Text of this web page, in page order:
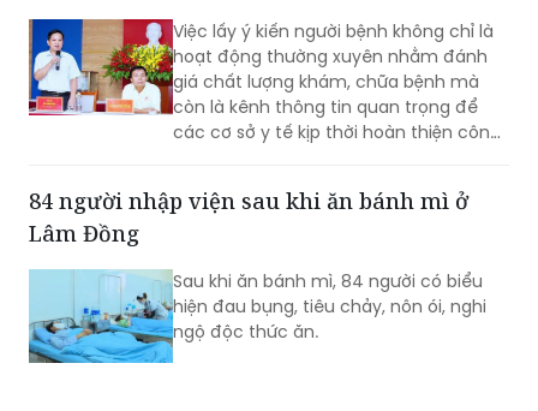
giá chất lượng khám, chữa bệnh mà
còn là kênh thông tin quan trọng để
các cơ sở y tế kịp thời hoàn thiện công
tác quản lý, nâng cao chất lượng phục
vụ. Với tinh thần lấy người bệnh làm
trung tâm, Trung tâm Y tế khu vực
với người bệnh, coi đây là giải pháp
thiết thực để xây dựng môi trường
thân thiện và hiệu quả.
84 người nhập viện sau khi ăn bánh mì ở
Sau khi ăn bánh mì, 84 người có biểu
ngộ độc thức ăn.